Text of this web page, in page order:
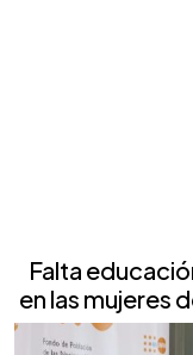
Falta
en las mujeres